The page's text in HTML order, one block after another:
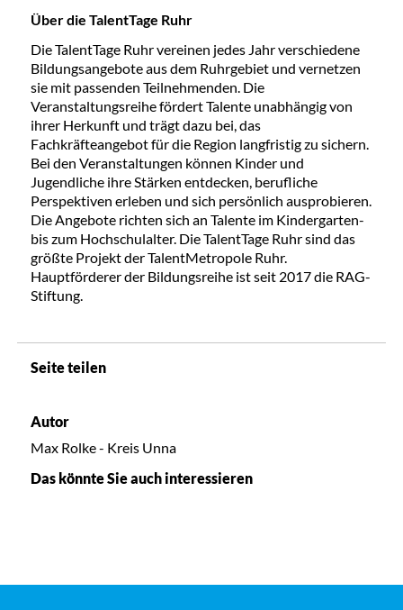
Über die TalentTage Ruhr
Die TalentTage Ruhr vereinen jedes Jahr verschiedene
Bildungsangebote aus dem Ruhrgebiet und vernetzen
sie mit passenden Teilnehmenden. Die
Veranstaltungsreihe fördert Talente unabhängig von
ihrer Herkunft und trägt dazu bei, das
Fachkräfteangebot für die Region langfristig zu sichern.
Bei den Veranstaltungen können Kinder und
Jugendliche ihre Stärken entdecken, berufliche
Perspektiven erleben und sich persönlich ausprobieren.
Die Angebote richten sich an Talente im Kindergarten-
bis zum Hochschulalter. Die TalentTage Ruhr sind das
größte Projekt der TalentMetropole Ruhr.
Hauptförderer der Bildungsreihe ist seit 2017 die RAG-
Stiftung.
Seite teilen
Autor
Max Rolke - Kreis Unna
Das könnte Sie auch interessieren